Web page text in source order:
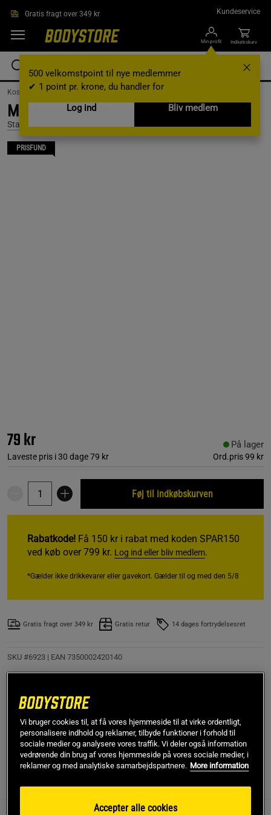
Gratis fragt over 349 kr Kundeservice
Min profil
500 velkomstpoint til nye medlemmer
✔ 1 point pr. krone, du handler for
Log ind
Bliv medlem
Indkøbskurv
Kosttilskud / Vitaminer og mineraler / Magnesium
Magnesium 100 kapsler
Star Nutrition
PRISFUND
79 kr
Laveste pris i 30 dage79 kr Ord.pris99 kr
På lager
Føj til indkøbskurven
Rabatkode! Få 150 kr i rabat med koden SPAR150
ved køb over 799 kr. Log ind eller bliv medlem.
*Gælder ikke drikkevarer eller gavekort. Gælder til og med den 5/8
Gratis fragt over 349 kr Gratis retur 14 dages fortrydelsesret
SKU #6923 | EAN 7350002420140
kapsel indeholder 125 mg magnesium i forskellige former
for optimal optagelse i kroppen.
Læs mere
Information Anmeldelser Næringsværdi og ingredienser
Vi bruger cookies til, at få vores hjemmeside til at virke ordentligt,
personalisere indhold og reklamer, tilbyde funktioner i forhold til
sociale medier og analysere vores traffik. Vi deler også information
vedrørende din brug af vores hjemmeside på vores sociale medier, i
reklamer og med analytiske samarbejdspartnere. More information
Accepter alle cookies